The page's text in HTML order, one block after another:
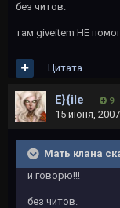
без читов.
там giveitem НЕ
Цитата
E}{ile 9
15 июня, 2007
Мать клана
и говорю!!!
без читов.